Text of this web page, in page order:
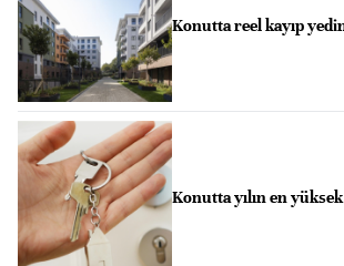
Konutta reel kayıp
Konutta yılın en yüksek